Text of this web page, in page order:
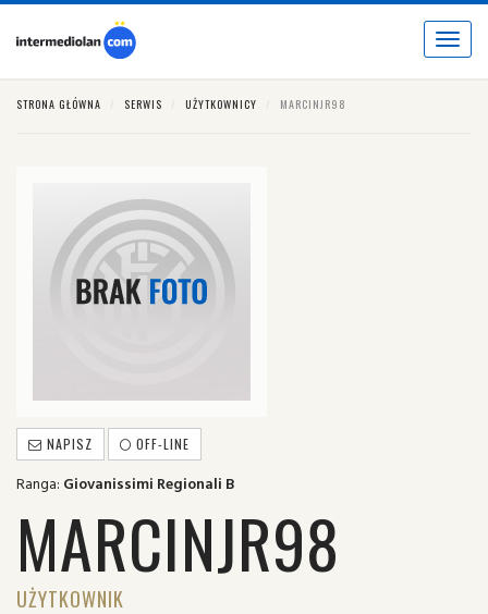
Toggle
STRONA GŁÓWNA SERWIS UŻYTKOWNICY MARCINJR98
NAPISZ OFF-LINE
Ranga: Giovanissimi Regionali B
MARCINJR98
UŻYTKOWNIK